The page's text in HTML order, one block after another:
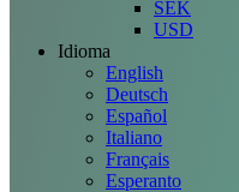
SEK
USD
Idioma
English
Deutsch
Español
Italiano
Français
Esperanto